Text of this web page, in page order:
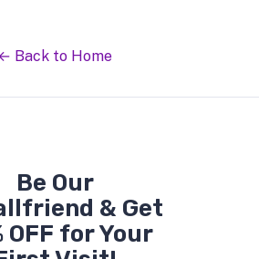
Back to Home
Be Our
& Get
OFF for Your